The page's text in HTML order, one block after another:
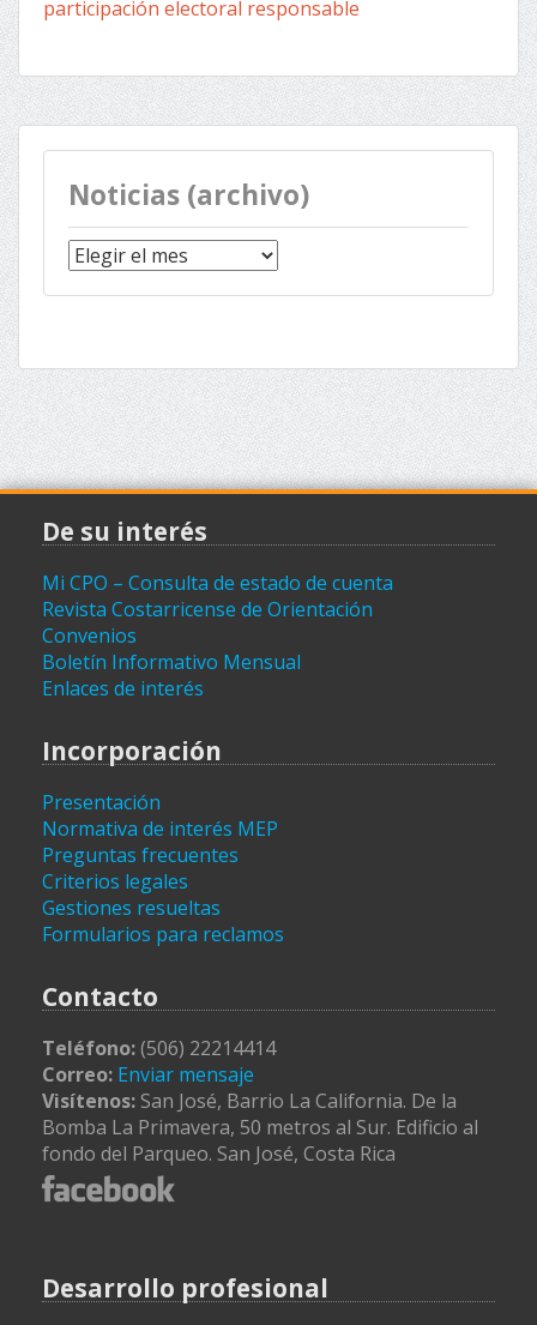
participación electoral responsable
Noticias (archivo)
Noticias
(archivo)
De su interés
Mi CPO – Consulta de estado de cuenta
Revista Costarricense de Orientación
Convenios
Boletín Informativo Mensual
Enlaces de interés
Incorporación
Presentación
Normativa de interés MEP
Preguntas frecuentes
Criterios legales
Gestiones resueltas
Formularios para reclamos
Contacto
Teléfono:(506) 22214414
Correo: Enviar mensaje
Visítenos: San José, Barrio La California. De la
Bomba La Primavera, 50 metros al Sur. Edificio al
fondo del Parqueo. San José, Costa Rica
Desarrollo profesional